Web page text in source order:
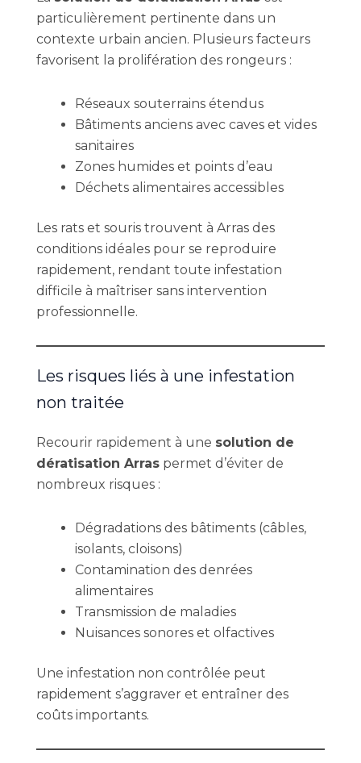
particulièrement pertinente dans un
contexte urbain ancien. Plusieurs facteurs
favorisent la prolifération des rongeurs :
Réseaux souterrains étendus
Bâtiments anciens avec caves et vides
sanitaires
Zones humides et points d’eau
Déchets alimentaires accessibles
Les rats et souris trouvent à Arras des
conditions idéales pour se reproduire
rapidement, rendant toute infestation
difficile à maîtriser sans intervention
professionnelle.
Les risques liés à une infestation
non traitée
Recourir rapidement à une solution de
dératisation Arras permet d’éviter de
nombreux risques :
Dégradations des bâtiments (câbles,
isolants, cloisons)
Contamination des denrées
alimentaires
Transmission de maladies
Nuisances sonores et olfactives
Une infestation non contrôlée peut
rapidement s’aggraver et entraîner des
coûts importants.